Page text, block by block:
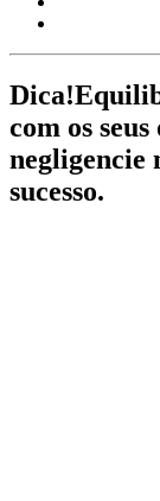
Dica!
com os
negligencie
sucesso.